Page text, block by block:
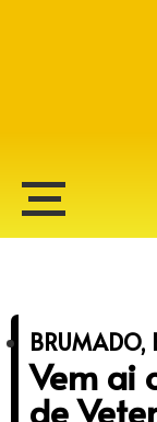
BRUMADO,
Vem ai
de